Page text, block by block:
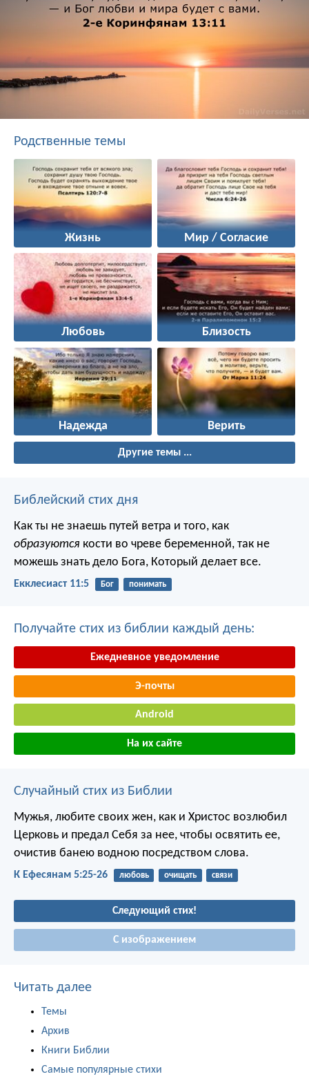
Родственные темы
Жизнь Мир / Согласие
Любовь Близость
Надежда Верить
Другие темы ...
Библейский стих дня
Как ты не знаешь путей ветра и того, как
образуются кости во чреве беременной, так не
можешь знать дело Бога, Который делает все.
Екклесиаст 11:5 Бог понимать
Получайте стих из библии каждый день:
Ежедневное уведомление
Э-почты
Android
На их сайте
Случайный стих из Библии
Мужья, любите своих жен, как и Христос возлюбил
Церковь и предал Себя за нее, чтобы освятить ее,
очистив банею водною посредством слова.
К Ефесянам 5:25-26 любовь очищать связи
Следующий стих!
С изображением
Читать далее
Темы
Архив
Книги Библии
Самые популярные стихи